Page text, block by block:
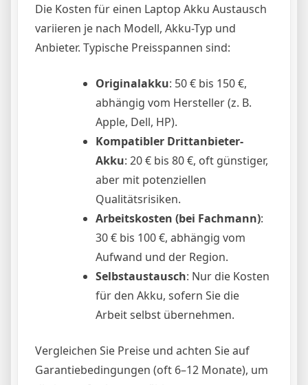
Die Kosten für einen Laptop Akku Austausch
variieren je nach Modell, Akku-Typ und
Anbieter. Typische Preisspannen sind:
Originalakku: 50 € bis 150 €,
abhängig vom Hersteller (z. B.
Apple, Dell, HP).
Kompatibler Drittanbieter-
Akku: 20 € bis 80 €, oft günstiger,
aber mit potenziellen
Qualitätsrisiken.
Arbeitskosten (bei Fachmann):
30 € bis 100 €, abhängig vom
Aufwand und der Region.
Selbstaustausch: Nur die Kosten
für den Akku, sofern Sie die
Arbeit selbst übernehmen.
Vergleichen Sie Preise und achten Sie auf
Garantiebedingungen (oft 6–12 Monate), um